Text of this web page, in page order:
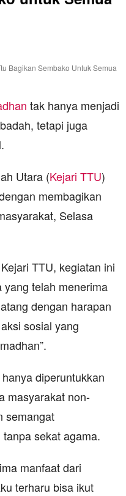
tak hanya menjadi
tetapi juga
Utara (Kejari TTU)
membagikan
Selasa
TTU, kegiatan ini
telah menerima
dengan harapan
sosial yang
diperuntukkan
masyarakat non-
semangat
sekat agama.
manfaat dari
terharu bisa ikut